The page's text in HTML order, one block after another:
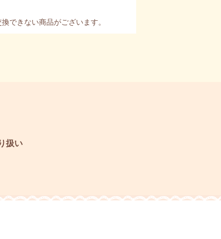
できない商品がございます。
扱い